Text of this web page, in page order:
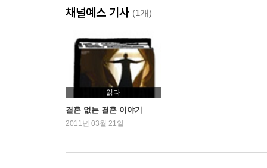
채널예스 기사 (1개)
읽다
결혼 없는 결혼 이야기
2011년 03월 21일